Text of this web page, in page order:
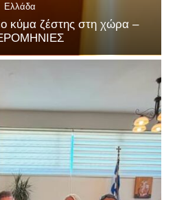
Ελλάδα
κύμα ζέστης στη χώρα –